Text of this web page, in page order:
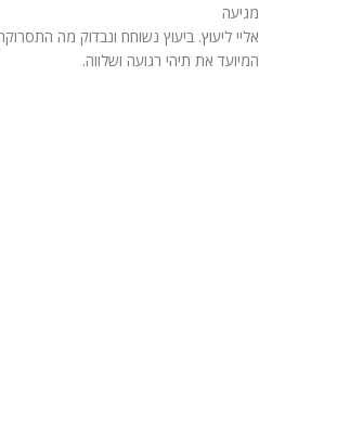
מגיעה
אליי ליעוץ. ביעוץ נשוחח ונבדוק מה
המיועד את תיהי רגועה ושלווה.